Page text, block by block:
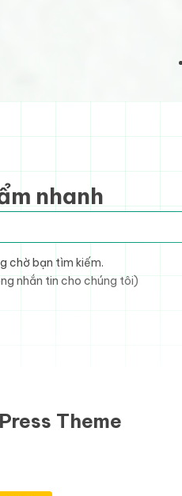
nhanh
chờ bạn tìm kiếm.
nhắn tin cho chúng tôi)
Theme